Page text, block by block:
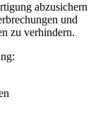
abzusichern
und
zu verhindern.